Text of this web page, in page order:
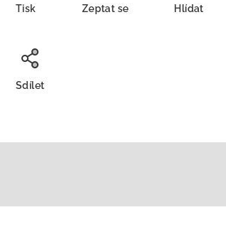
Tisk Zeptat se Hlídat
Sdílet